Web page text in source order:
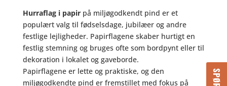
Hurraflag i papirpå miljøgodkendt pind er et
populært valg til fødselsdage, jubilæer og andre
festlige lejligheder. Papirflagene skaber hurtigt en
festlig stemning og bruges ofte som bordpynt eller til
dekoration i lokalet og gaveborde.
Papirflagene er lette og praktiske, og den
miljøgodkendte pind er fremstillet med fokus på